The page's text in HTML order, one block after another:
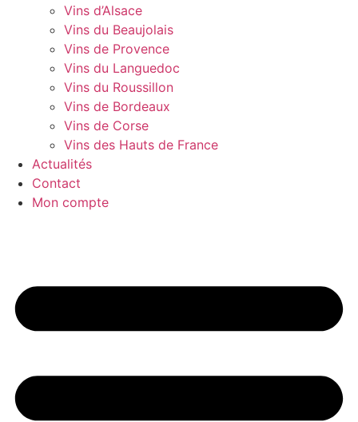
Vins d’Alsace
Vins du Beaujolais
Vins de Provence
Vins du Languedoc
Vins du Roussillon
Vins de Bordeaux
Vins de Corse
Vins des Hauts de France
Actualités
Contact
Mon compte